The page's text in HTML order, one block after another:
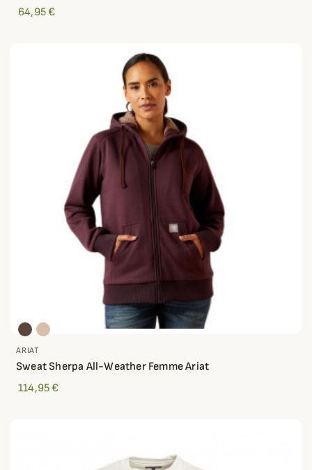
64,95 €
ARIAT
Sweat Sherpa All-Weather Femme Ariat
114,95 €